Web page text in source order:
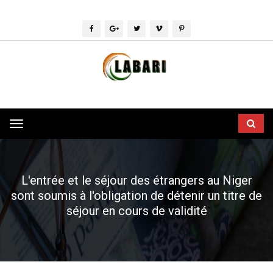
Toggle
navigation
L'entrée et le séjour des étrangers au Niger
sont soumis à l'obligation de détenir un titre de
séjour en cours de validité